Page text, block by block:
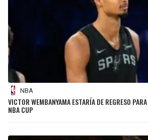
NBA
VICTOR WEMBANYAMA ESTARÍA DE REGRESO
NBA CUP